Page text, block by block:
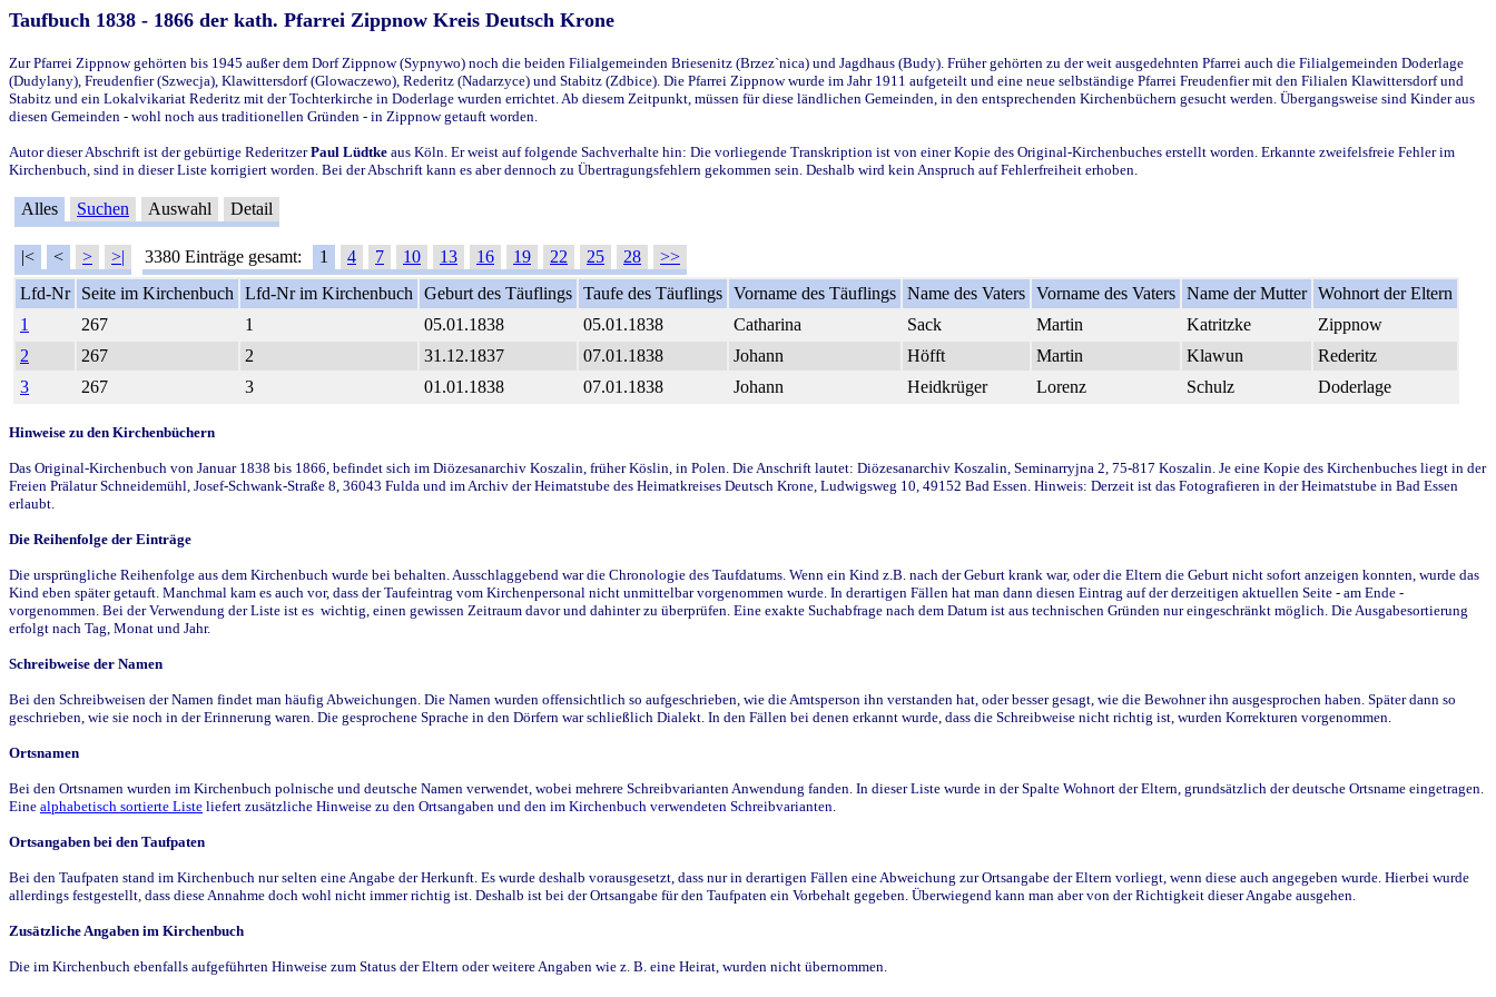
Taufbuch 1838 - 1866 der kath. Pfarrei Zippnow Kreis Deutsch Krone
Zur Pfarrei Zippnow gehörten bis 1945 außer dem Dorf Zippnow (Sypnywo) noch die beiden Filialgemeinden Briesenitz (Brzez`nica) und Jagdhaus (Budy). Früher gehörten zu der weit ausgedehnten Pfarrei auch die Filialgemeinden Doderlage
(Dudylany), Freudenfier (Szwecja), Klawittersdorf (Glowaczewo), Rederitz (Nadarzyce) und Stabitz (Zdbice). Die Pfarrei Zippnow wurde im Jahr 1911 aufgeteilt und eine neue selbständige Pfarrei Freudenfier mit den Filialen Klawittersdorf und
Stabitz und ein Lokalvikariat Rederitz mit der Tochterkirche in Doderlage wurden errichtet. Ab diesem Zeitpunkt, müssen für diese ländlichen Gemeinden, in den entsprechenden Kirchenbüchern gesucht werden. Übergangsweise sind Kinder aus
diesen Gemeinden - wohl noch aus traditionellen Gründen - in Zippnow getauft worden.
Autor dieser Abschrift ist der gebürtige RederitzerPaul Lüdtke aus Köln. Er weist auf folgende Sachverhalte hin: Die vorliegende Transkription ist von einer Kopie des Original-Kirchenbuches erstellt worden. Erkannte zweifelsfreie Fehler im
Kirchenbuch, sind in dieser Liste korrigiert worden. Bei der Abschrift kann es aber dennoch zu Übertragungsfehlern gekommen sein. Deshalb wird kein Anspruch auf Fehlerfreiheit erhoben.
Alles Suchen Auswahl Detail
|< < > >| 3380 Einträge gesamt: 1 4 7 10 13 16 19 22 25 28
>>
Lfd-Nr
Seite im Kirchenbuch Lfd-Nr im Kirchenbuch Geburt des Täuflings Taufe des Täuflings Vorname des Täuflings Name des Vaters Vorname des Vaters Name der Mutter Wohnort der Eltern
1
267 1 05.01.1838 05.01.1838 Catharina Sack Martin Katritzke
Zippnow
2
267 2 31.12.1837 07.01.1838 Johann Höfft Martin Klawun
Rederitz
3
267 3 01.01.1838 07.01.1838 Johann Heidkrüger Lorenz Schulz Doderlage
Hinweise zu den Kirchenbüchern
Das Original-Kirchenbuch von Januar 1838 bis 1866, befindet sich im Diözesanarchiv Koszalin, früher Köslin, in Polen. Die Anschrift lautet: Diözesanarchiv Koszalin, Seminarryjna 2, 75-817 Koszalin. Je eine Kopie des Kirchenbuches liegt in der
Freien Prälatur Schneidemühl, Josef-Schwank-Straße 8, 36043 Fulda und im Archiv der Heimatstube des Heimatkreises Deutsch Krone, Ludwigsweg 10, 49152 Bad Essen. Hinweis: Derzeit ist das Fotografieren in der Heimatstube in Bad Essen
erlaubt.
Die Reihenfolge der Einträge
Die ursprüngliche Reihenfolge aus dem Kirchenbuch wurde bei behalten. Ausschlaggebend war die Chronologie des Taufdatums. Wenn ein Kind z.B. nach der Geburt krank war, oder die Eltern die Geburt nicht sofort anzeigen konnten, wurde das
Kind eben später getauft. Manchmal kam es auch vor, dass der Taufeintrag vom Kirchenpersonal nicht unmittelbar vorgenommen wurde. In derartigen Fällen hat man dann diesen Eintrag auf der derzeitigen aktuellen Seite - am Ende -
vorgenommen. Bei der Verwendung der Liste ist es wichtig, einen gewissen Zeitraum davor und dahinter zu überprüfen. Eine exakte Suchabfrage nach dem Datum ist aus technischen Gründen nur eingeschränkt möglich. Die Ausgabesortierung
erfolgt nach Tag, Monat und Jahr.
Schreibweise der Namen
Bei den Schreibweisen der Namen findet man häufig Abweichungen. Die Namen wurden offensichtlich so aufgeschrieben, wie die Amtsperson ihn verstanden hat, oder besser gesagt, wie die Bewohner ihn ausgesprochen haben. Später dann so
geschrieben, wie sie noch in der Erinnerung waren. Die gesprochene Sprache in den Dörfern war schließlich Dialekt. In den Fällen bei denen erkannt wurde, dass die Schreibweise nicht richtig ist, wurden Korrekturen vorgenommen.
Ortsnamen
Bei den Ortsnamen wurden im Kirchenbuch polnische und deutsche Namen verwendet, wobei mehrere Schreibvarianten Anwendung fanden. In dieser Liste wurde in der Spalte Wohnort der Eltern, grundsätzlich der deutsche Ortsname eingetragen.
Eine alphabetisch sortierte Liste liefert zusätzliche Hinweise zu den Ortsangaben und den im Kirchenbuch verwendeten Schreibvarianten.
Ortsangaben bei den Taufpaten
Bei den Taufpaten stand im Kirchenbuch nur selten eine Angabe der Herkunft. Es wurde deshalb vorausgesetzt, dass nur in derartigen Fällen eine Abweichung zur Ortsangabe der Eltern vorliegt, wenn diese auch angegeben wurde. Hierbei wurde
allerdings festgestellt, dass diese Annahme doch wohl nicht immer richtig ist. Deshalb ist bei der Ortsangabe für den Taufpaten ein Vorbehalt gegeben. Überwiegend kann man aber von der Richtigkeit dieser Angabe ausgehen.
Zusätzliche Angaben im Kirchenbuch
Die im Kirchenbuch ebenfalls aufgeführten Hinweise zum Status der Eltern oder weitere Angaben wie z. B. eine Heirat, wurden nicht übernommen.